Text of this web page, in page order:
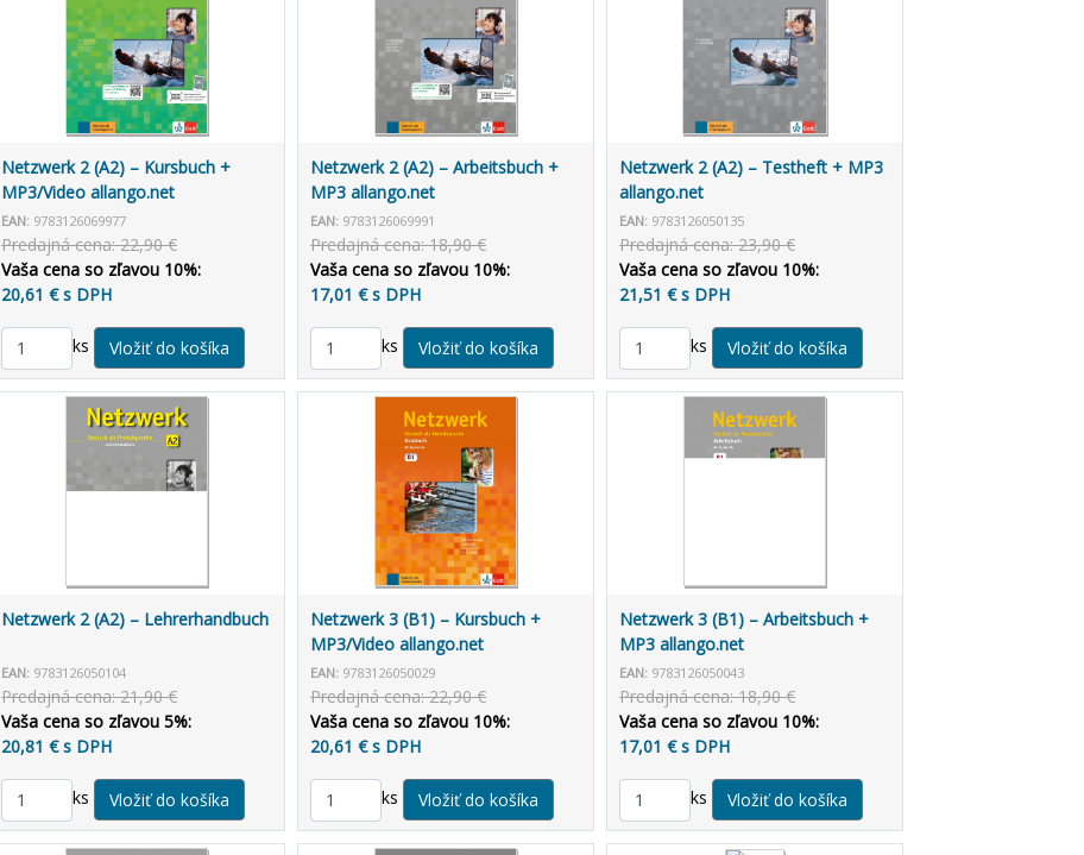
Netzwerk 2 (A2) – Kursbuch +
MP3/Video allango.net
EAN: 9783126069977
Predajná cena: 22,90 €
Vaša cena so zľavou 10%:
20,61 € s DPH
ks
Netzwerk 2 (A2) – Arbeitsbuch +
MP3 allango.net
EAN: 9783126069991
Predajná cena: 18,90 €
Vaša cena so zľavou 10%:
17,01 € s DPH
ks
Netzwerk 2 (A2) – Testheft + MP3
allango.net
EAN: 9783126050135
Predajná cena: 23,90 €
Vaša cena so zľavou 10%:
21,51 € s DPH
ks
Netzwerk 2 (A2) – Lehrerhandbuch
EAN: 9783126050104
Predajná cena: 21,90 €
Vaša cena so zľavou 5%:
20,81 € s DPH
ks
Netzwerk 3 (B1) – Kursbuch +
MP3/Video allango.net
EAN: 9783126050029
Predajná cena: 22,90 €
Vaša cena so zľavou 10%:
20,61 € s DPH
ks
Netzwerk 3 (B1) – Arbeitsbuch +
MP3 allango.net
EAN: 9783126050043
Predajná cena: 18,90 €
Vaša cena so zľavou 10%:
17,01 € s DPH
ks